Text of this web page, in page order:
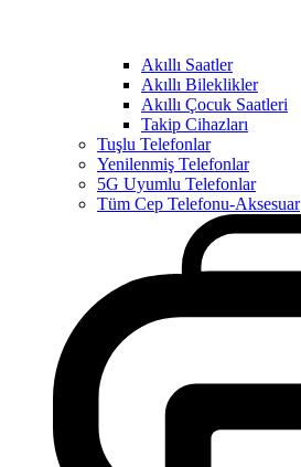
Akıllı Saatler
Akıllı Bileklikler
Akıllı Çocuk Saatleri
Takip Cihazları
Tuşlu Telefonlar
Yenilenmiş Telefonlar
5G Uyumlu Telefonlar
Tüm Cep Telefonu-Aksesuar